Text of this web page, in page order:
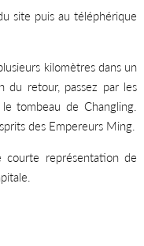
site puis au téléphérique
kilomètres dans un
du retour, passez par les
tombeau de Changling.
des Empereurs Ming.
courte représentation de